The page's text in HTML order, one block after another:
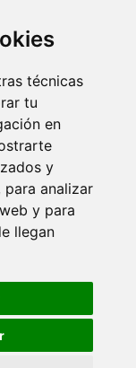
técnicas
tu
en
y
para analizar
y para
llegan